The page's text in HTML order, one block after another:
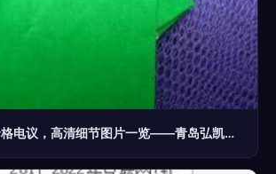
供应针纺织品 价格电议，高清细节图片一览——青岛弘凯祥工贸